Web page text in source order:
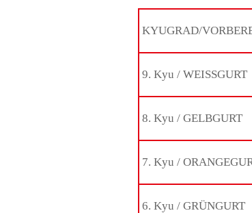
KYUGRAD/
9. Kyu / WEISSGURT
8. Kyu / GELBGURT
7. Kyu /
6. Kyu / GRÜNGURT